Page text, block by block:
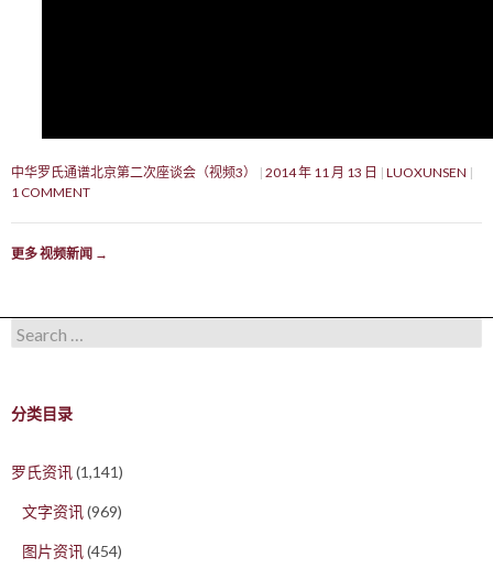
中华罗氏通谱北京第二次座谈会（视频3） 2014 年 11 月 13 日
LUOXUNSEN
1 COMMENT
更多 视频新闻 →
Search for:
分类目录
罗氏资讯(1,141)
文字资讯(969)
图片资讯(454)